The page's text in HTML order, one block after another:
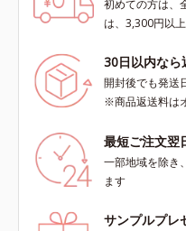
初めての方は、
は、3,300円以
30日以内なら
開封後でも発送
※商品返送料は
最短ご注文翌
一部地域を除き
ます
サンプルプレ